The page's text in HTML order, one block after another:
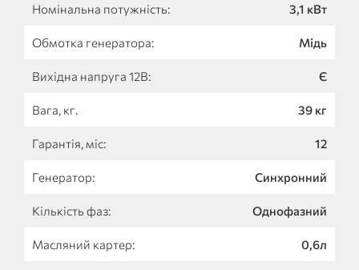
Номінальна потужність: 3,1 кВт
Обмотка генератора: Мідь
Вихідна напруга 12В: Є
Вага, кг. 39 кг
Гарантія, міс: 12
Генератор: Синхронний
Кількість фаз: Однофазний
Масляний картер: 0,6л